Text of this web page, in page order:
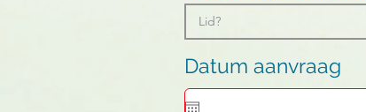
Datum aanvraag